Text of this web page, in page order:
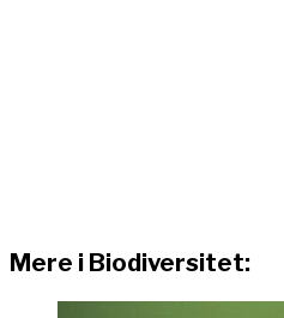
Mere i Biodiversitet: